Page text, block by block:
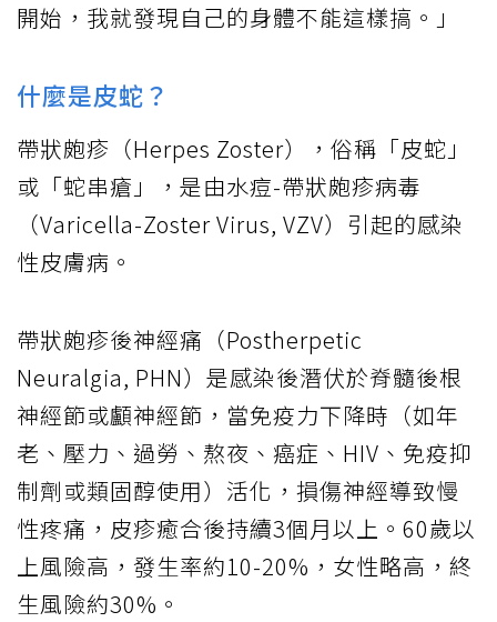
開始，我就發現自己的身體不能這樣搞。」
什麼是皮蛇？
帶狀皰疹（Herpes Zoster），俗稱「皮蛇」
或「蛇串瘡」，是由水痘-帶狀皰疹病毒
（Varicella-Zoster Virus, VZV）引起的感染
性皮膚病。
帶狀皰疹後神經痛（Postherpetic
Neuralgia, PHN）是感染後潛伏於脊髓後根
神經節或顱神經節，當免疫力下降時（如年
老、壓力、過勞、熬夜、癌症、HIV、免疫抑
制劑或類固醇使用）活化，損傷神經導致慢
性疼痛，皮疹癒合後持續3個月以上。60歲以
上風險高，發生率約10-20%，女性略高，終
生風險約30%。